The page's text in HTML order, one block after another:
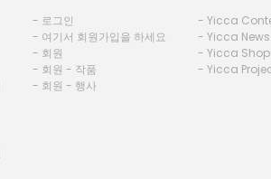
- 로그인
- 여기서 회원가입을 하세요
- 회원
- 회원 - 작품
- 회원 - 행사
- Yicca
- Yicca News
- Yicca Shop
- Yicca